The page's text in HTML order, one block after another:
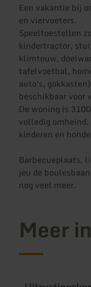
Een vakantie bij
en viervoeters.
Speeltoestellen
kindertractor,
klimtouw,
tafelvoetbal,
auto's,
beschikbaar voor
De woning is
volledig
kinderen en
Barbecueplaats,
jeu de
nog veel meer.
Meer